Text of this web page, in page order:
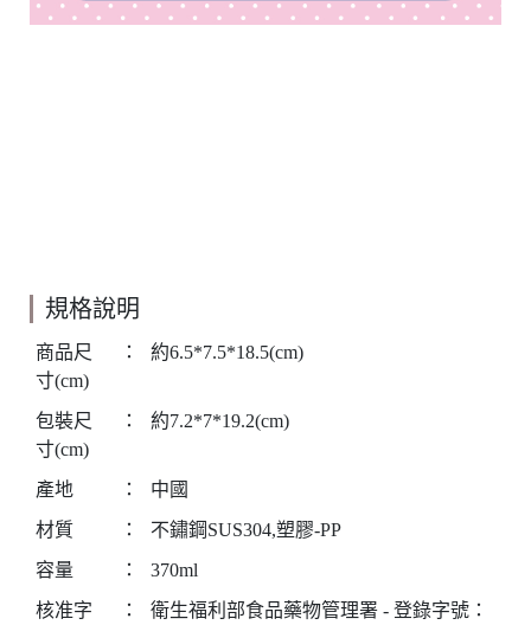
規格說明
商品尺
寸(cm)
： 約6.5*7.5*18.5(cm)
包裝尺
寸(cm)
： 約7.2*7*19.2(cm)
產地 ：
中國
材質
：
不鏽鋼SUS304,塑膠-PP
容量
：
370ml
核准字
：
衛生福利部食品藥物管理署 - 登錄字號：